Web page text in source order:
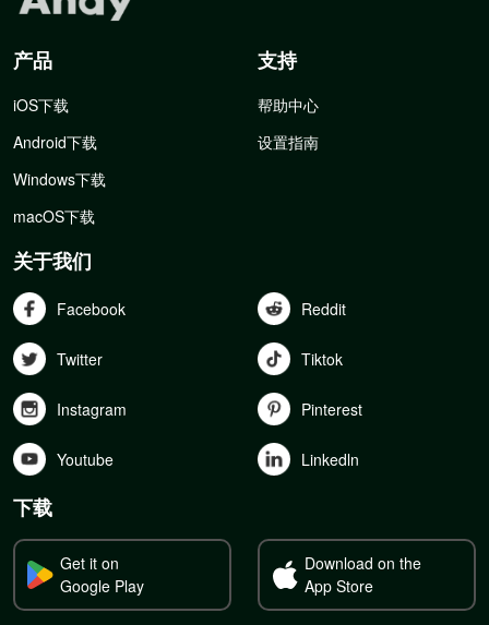
产品
iOS下载
Android下载
Windows下载
macOS下载
支持
帮助中心
设置指南
关于我们
Facebook Reddit
Twitter Tiktok
Instagram Pinterest
Youtube Linkedln
下载
Get it on
Google Play
Download on the
App Store